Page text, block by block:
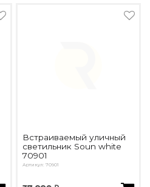
Встраиваемый уличный
светильник Soun white
70901
Артикул: 70901